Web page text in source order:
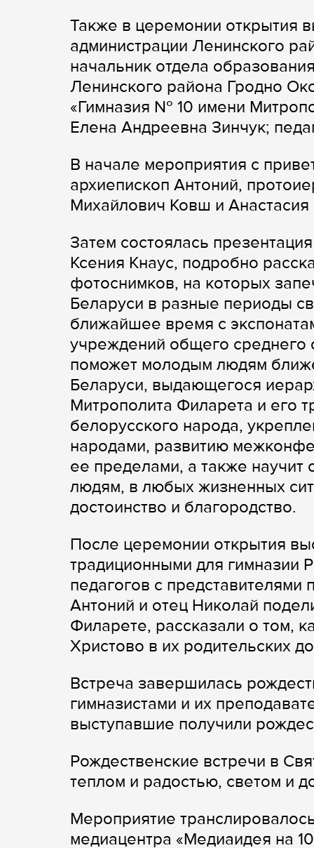
Также в церемонии открытия
администрации Ленинского
начальник отдела
Ленинского района Гродно
«Гимназия № 10 имени
Елена Андреевна Зинчук;
В начале мероприятия с
архиепископ Антоний,
Михайлович Ковш и
Затем состоялась
Ксения Кнаус, подробно
фотоснимков, на которых
Беларуси в разные периоды
ближайшее время с
учреждений общего
поможет молодым людям
Беларуси, выдающегося
Митрополита Филарета и его
белорусского народа,
народами, развитию
ее пределами, а также
людям, в любых жизненных
достоинство и благородство.
После церемонии открытия
традиционными для гимназии
педагогов с представителями
Антоний и отец Николай
Филарете, рассказали о том,
Христово в их родительских
Встреча завершилась
гимназистами и их
выступавшие получили
Рождественские встречи в
теплом и радостью, светом и
Мероприятие
медиацентра «Медиаидея на